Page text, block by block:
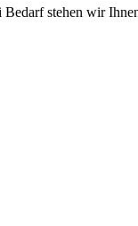
stehen wir